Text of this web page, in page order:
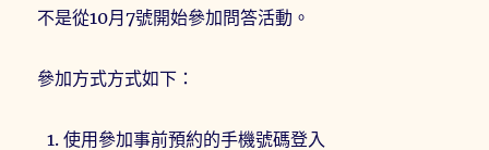
不是從10月7號開始參加問答活動。
參加方式方式如下：
使用參加事前預約的手機號碼登入